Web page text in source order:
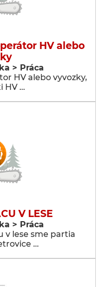
HV alebo
> Práca
HV alebo vyvozky,
HV …
V LESE
> Práca
v lese sme partia
…